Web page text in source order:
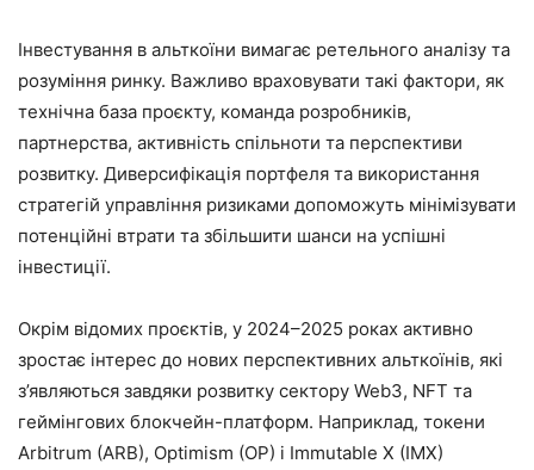
Інвестування в альткоїни вимагає ретельного аналізу та
розуміння ринку. Важливо враховувати такі фактори, як
технічна база проєкту, команда розробників,
партнерства, активність спільноти та перспективи
розвитку. Диверсифікація портфеля та використання
стратегій управління ризиками допоможуть мінімізувати
потенційні втрати та збільшити шанси на успішні
інвестиції.​
Окрім відомих проєктів, у 2024–2025 роках активно
зростає інтерес до нових перспективних альткоїнів, які
з’являються завдяки розвитку сектору Web3, NFT та
геймінгових блокчейн-платформ. Наприклад, токени
Arbitrum (ARB), Optimism (OP) і Immutable X (IMX)